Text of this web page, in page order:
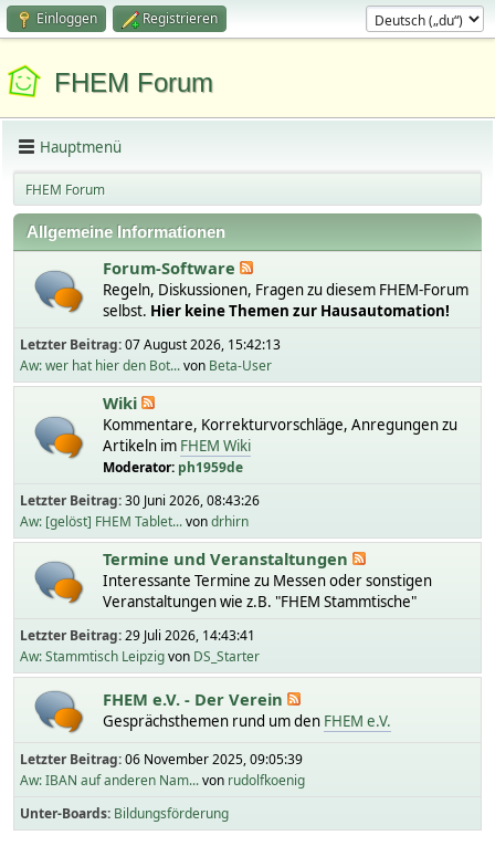
Einloggen Registrieren
FHEM Forum
Hauptmenü
FHEM Forum
Allgemeine Informationen
Forum-Software
Regeln, Diskussionen, Fragen zu diesem FHEM-Forum
selbst. Hier keine Themen zur Hausautomation!
Letzter Beitrag:07 August 2026, 15:42:13
Aw: wer hat hier den Bot...von Beta-User
Wiki
Kommentare, Korrekturvorschläge, Anregungen zu
Artikeln im FHEM Wiki
Moderator: ph1959de
Letzter Beitrag:30 Juni 2026, 08:43:26
Aw: [gelöst] FHEM Tablet...vondrhirn
Termine und Veranstaltungen
Interessante Termine zu Messen oder sonstigen
Veranstaltungen wie z.B. "FHEM Stammtische"
Letzter Beitrag:29 Juli 2026, 14:43:41
Aw: Stammtisch Leipzigvon DS_Starter
FHEM e.V. - Der Verein
Gesprächsthemen rund um den FHEM e.V.
Letzter Beitrag:06 November 2025, 09:05:39
Aw: IBAN auf anderen Nam...von rudolfkoenig
Unter-Boards Bildungsförderung